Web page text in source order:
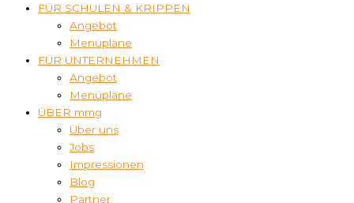
FÜR SCHULEN & KRIPPEN
Angebot
Menüpläne
FÜR UNTERNEHMEN
Angebot
Menüpläne
ÜBER mmg
Über uns
Jobs
Impressionen
Blog
Partner